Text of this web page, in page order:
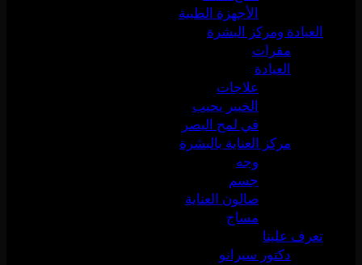
الأجهزة الطبية
العيادة ومركز البشرة
مقرات
العيادة
علاجات
الخبير يجيب
في لمح البصر
مركز العناية بالبشرة
وجه
جسم
صالون العناية
مساج
تعرف علينا
دكتور سيرانو